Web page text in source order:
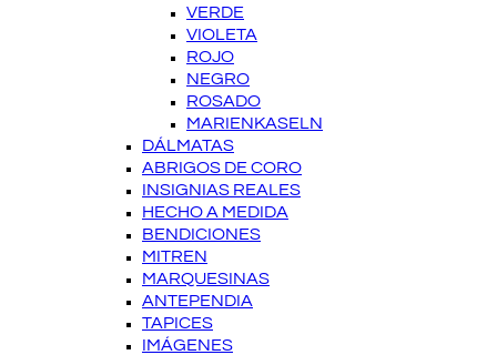
VERDE
VIOLETA
ROJO
NEGRO
ROSADO
MARIENKASELN
DÁLMATAS
ABRIGOS DE CORO
INSIGNIAS REALES
HECHO A MEDIDA
BENDICIONES
MITREN
MARQUESINAS
ANTEPENDIA
TAPICES
IMÁGENES